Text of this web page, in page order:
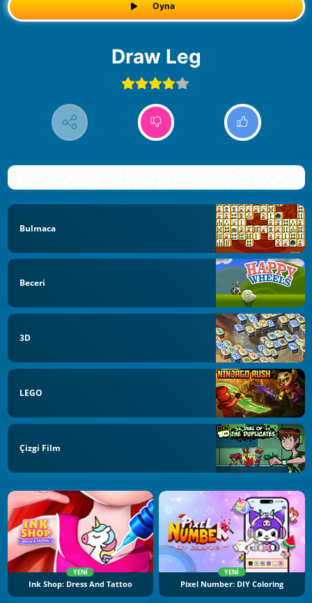
Oyna
Draw Leg
Bulmaca
Beceri
3D
LEGO
Çizgi Film
YENI
Ink Shop: Dress And Tattoo
YENI
Pixel Number: DIY Coloring